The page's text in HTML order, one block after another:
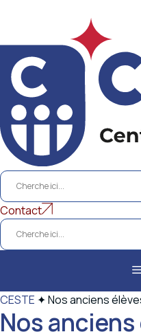
contenu
Contact
CESTE ✦Nos anciens
Nos